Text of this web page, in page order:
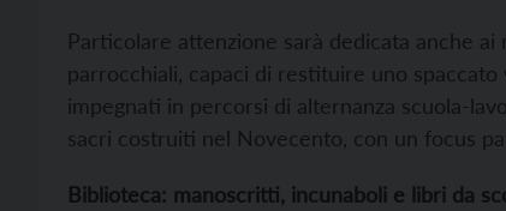
Particolare attenzione sarà dedicata anche
parrocchiali, capaci di restituire uno
impegnati in percorsi di alternanza scuola-
sacri costruiti nel Novecento, con un focus
Biblioteca: manoscritti, incunaboli e libri da